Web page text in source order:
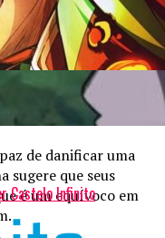
de danificar uma
sugere que seus
é um equívoco em
Castelo Infinito